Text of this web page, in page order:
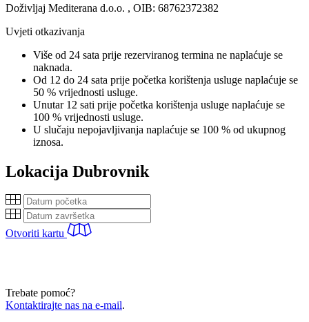
Doživljaj Mediterana d.o.o. , OIB: 68762372382
Uvjeti otkazivanja
Više od 24 sata prije rezerviranog termina ne naplaćuje se
naknada.
Od 12 do 24 sata prije početka korištenja usluge naplaćuje se
50 % vrijednosti usluge.
Unutar 12 sati prije početka korištenja usluge naplaćuje se
100 % vrijednosti usluge.
U slučaju nepojavljivanja naplaćuje se 100 % od ukupnog
iznosa.
Lokacija Dubrovnik
Otvoriti kartu
Trebate pomoć?
Kontaktirajte nas na e-mail.